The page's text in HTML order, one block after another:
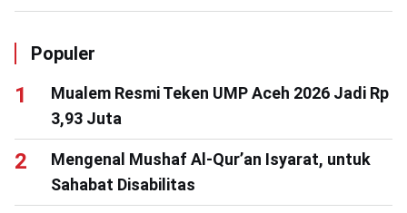
Populer
Mualem Resmi Teken UMP Aceh 2026 Jadi Rp
3,93 Juta
Mengenal Mushaf Al-Qur’an Isyarat, untuk
Sahabat Disabilitas